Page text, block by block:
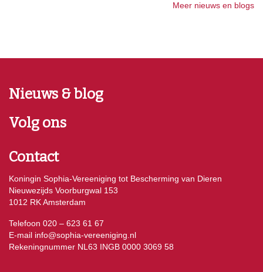
Meer nieuws en blogs
Nieuws & blog
Volg ons
Contact
Koningin Sophia-Vereeniging tot Bescherming van Dieren
Nieuwezijds Voorburgwal 153
1012 RK Amsterdam
Telefoon 020 – 623 61 67
E-mail info@sophia-vereeniging.nl
Rekeningnummer NL63 INGB 0000 3069 58